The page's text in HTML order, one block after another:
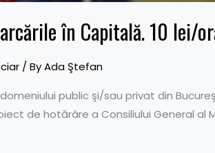
în Capitală. 10 lei/
/ ByAda Ştefan
public şi/sau privat din
de hotărâre a Consiliului General al